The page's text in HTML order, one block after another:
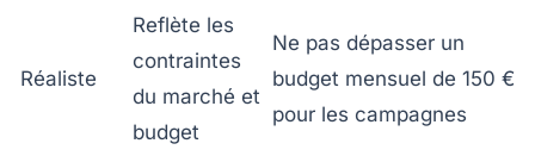
Réaliste
Reflète les
contraintes
du marché et
budget
Ne pas dépasser un
budget mensuel de 150 €
pour les campagnes